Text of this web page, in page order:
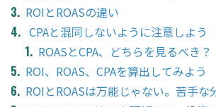
ROIとROASの違い
CPAと混同しないように注意しよう
ROASとCPA、どちらを見るべき？
ROI、ROAS、CPAを算出してみよう
ROIとROASは万能じゃない。苦手